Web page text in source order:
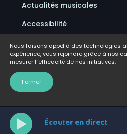
Écouter en direct
Actualités musicales
Accessibilité
Politique de confidentialité
Conditions d'utilisation
FAQ
Nous faisons appel à des technologies
expérience, vous rejoindre grâce à nos
mesurer l''efficacité de nos initiatives.
Fermer